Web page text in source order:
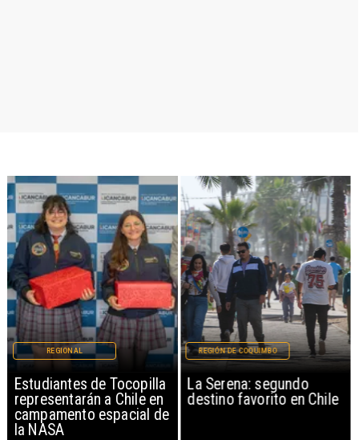
Estudiantes de Tocopilla
representarán a Chile en
campamento espacial de
la NASA
REGIONAL
La Serena: segundo
destino favorito en Chile
REGIÓN DE COQUIMBO